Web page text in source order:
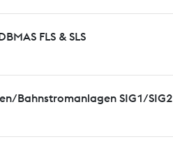
FLS & SLS
Bahnstromanlagen SIG1/SIG2